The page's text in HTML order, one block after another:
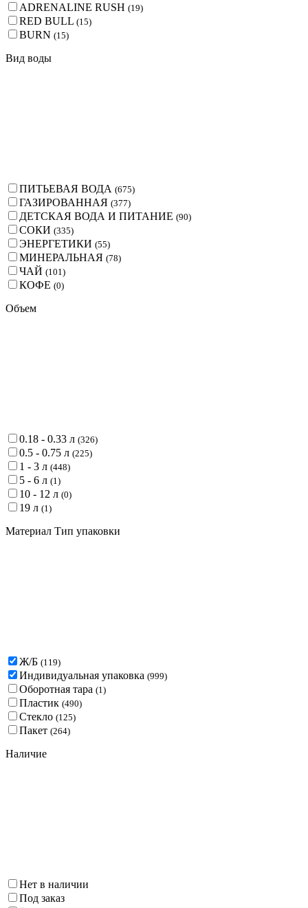
ADRENALINE RUSH (19)
RED BULL (15)
BURN (15)
Вид воды
ПИТЬЕВАЯ ВОДА (675)
ГАЗИРОВАННАЯ (377)
ДЕТСКАЯ ВОДА И ПИТАНИЕ (90)
СОКИ (335)
ЭНЕРГЕТИКИ (55)
МИНЕРАЛЬНАЯ (78)
ЧАЙ (101 )
КОФЕ (0)
Объем
0.18 - 0.33 л (326)
0.5 - 0.75 л (225)
1 - 3 л (448)
5 - 6 л (1 )
10 - 12 л (0)
19 л (1 )
Материал Тип упаковки
Ж/Б (119)
Индивидуальная упаковка (999)
Оборотная тара (1 )
Пластик (490)
Стекло (125)
Пакет (264)
Наличие
Нет в наличии
Под заказ